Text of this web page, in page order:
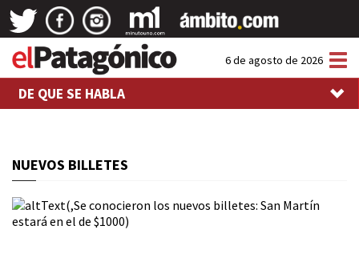
6 de agosto de 2026
DE QUE SE HABLA
NUEVOS BILLETES